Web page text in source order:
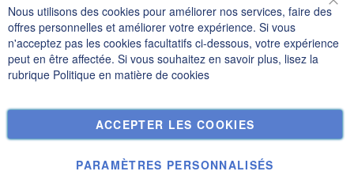
Informations
Politique de confidentialité et cookies
Termes de recherche
Commandes et retours
Nous contacter
Nous utilisons des cookies pour améliorer nos services, faire des
offres personnelles et améliorer votre expérience. Si vous
n'acceptez pas les cookies facultatifs ci-dessous, votre expérience
peut en être affectée. Si vous souhaitez en savoir plus, lisez la
rubrique Politique en matière de cookies
ACCEPTER LES COOKIES
PARAMÈTRES PERSONNALISÉS